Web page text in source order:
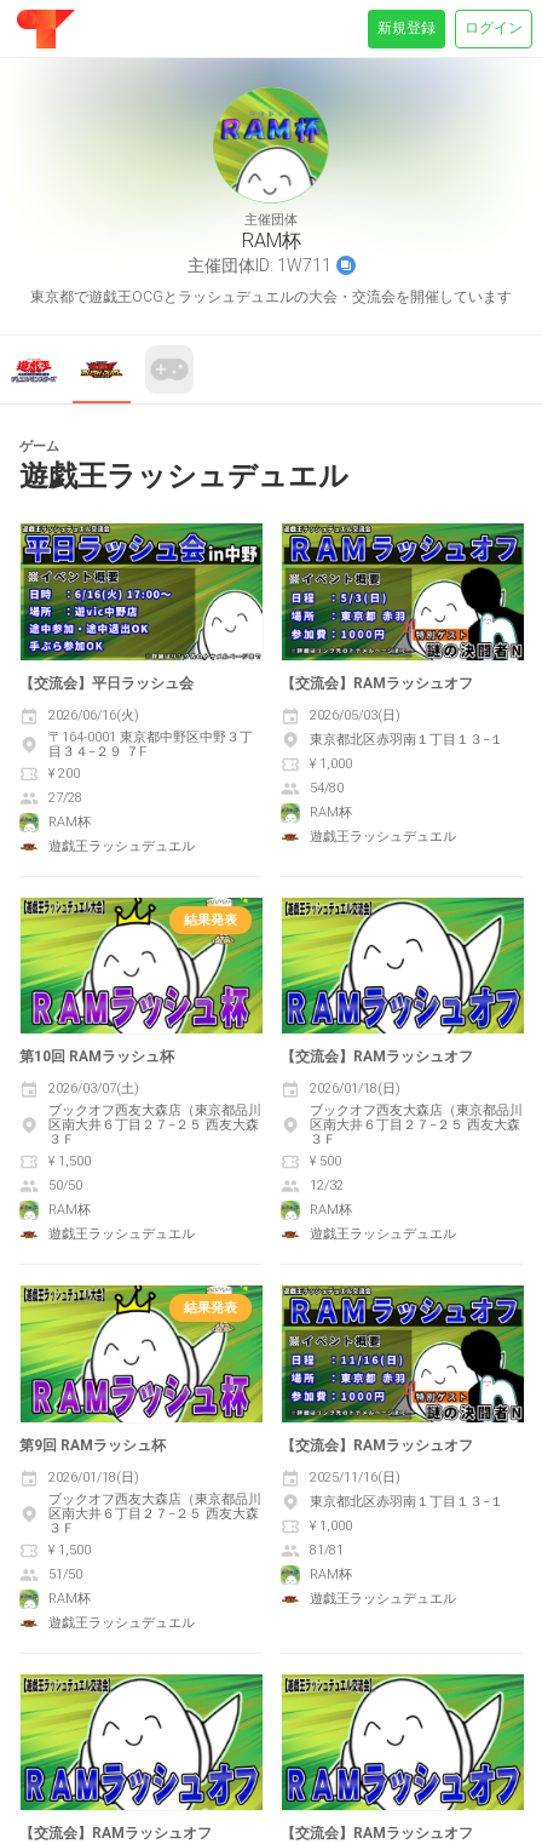
新規登録 ログイン
主催団体
RAM杯
主催団体ID: 1W711
東京都で遊戯王OCGとラッシュデュエルの大会・交流会を開催しています
ゲーム
遊戯王ラッシュデュエル
【交流会】平日ラッシュ会
2026/06/16(火)
〒164-0001 東京都中野区中野３丁
目３４−２９ ７F
¥ 200
27/28
RAM杯
遊戯王ラッシュデュエル
【交流会】RAMラッシュオフ
2026/05/03(日)
東京都北区赤羽南１丁目１３−１
¥ 1,000
54/80
RAM杯
遊戯王ラッシュデュエル
結果発表
第10回 RAMラッシュ杯
2026/03/07(土)
ブックオフ西友大森店（東京都品川
区南大井６丁目２７−２５ 西友大森
３Ｆ
¥ 1,500
50/50
RAM杯
遊戯王ラッシュデュエル
【交流会】RAMラッシュオフ
2026/01/18(日)
ブックオフ西友大森店（東京都品川
区南大井６丁目２７−２５ 西友大森
３Ｆ
¥ 500
12/32
RAM杯
遊戯王ラッシュデュエル
結果発表
第9回 RAMラッシュ杯
2026/01/18(日)
ブックオフ西友大森店（東京都品川
区南大井６丁目２７−２５ 西友大森
３Ｆ
¥ 1,500
51/50
RAM杯
遊戯王ラッシュデュエル
【交流会】RAMラッシュオフ
2025/11/16(日)
東京都北区赤羽南１丁目１３−１
¥ 1,000
81/81
RAM杯
遊戯王ラッシュデュエル
【交流会】RAMラッシュオフ 【交流会】RAMラッシュオフ